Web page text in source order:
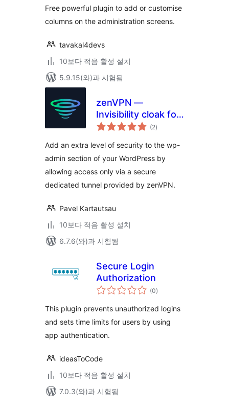
Free powerful plugin to add or customise
columns on the administration screens.
tavakal4devs
10보다 적음 활성 설치
5.9.15(와)과 시험됨
zenVPN —
Invisibility cloak for
your wp-admin
(2전
체
점
)
Add an extra level of security to the wp-
admin section of your WordPress by
allowing access only via a secure
dedicated tunnel provided by zenVPN.
Pavel Kartautsau
10보다 적음 활성 설치
6.7.6(와)과 시험됨
Secure Login
Authorization
(0전
체
점
)
This plugin prevents unauthorized logins
and sets time limits for users by using
app authentication.
ideasToCode
10보다 적음 활성 설치
7.0.3(와)과 시험됨